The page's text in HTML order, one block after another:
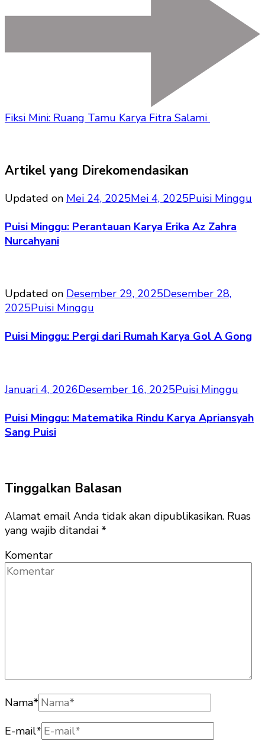
Fiksi Mini: Ruang Tamu Karya Fitra Salami
Artikel yang Direkomendasikan
Updated on Mei 24, 2025Mei 4, 2025Puisi Minggu
Puisi Minggu: Perantauan Karya Erika Az Zahra
Nurcahyani
Updated on Desember 29, 2025Desember 28,
2025Puisi Minggu
Puisi Minggu: Pergi dari Rumah Karya Gol A Gong
Januari 4, 2026Desember 16, 2025Puisi Minggu
Puisi Minggu: Matematika Rindu Karya Apriansyah
Sang Puisi
Tinggalkan Balasan
Alamat email Anda tidak akan dipublikasikan. Ruas
yang wajib ditandai *
Komentar
Nama*
E-mail*